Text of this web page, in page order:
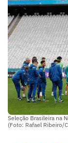
Seleção Brasileira na
(Foto: Rafael Ribeiro/